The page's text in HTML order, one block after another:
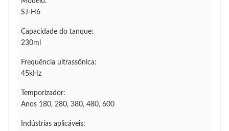
SJ-H6
Capacidade do tanque:
230ml
Frequência ultrassônica:
45kHz
Temporizador:
Anos 180, 280, 380, 480, 600
Indústrias aplicáveis: